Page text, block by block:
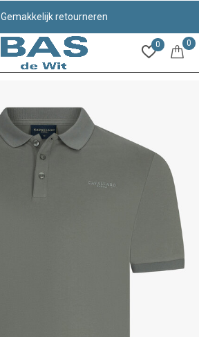
0 0
Gemakkelijk retourneren